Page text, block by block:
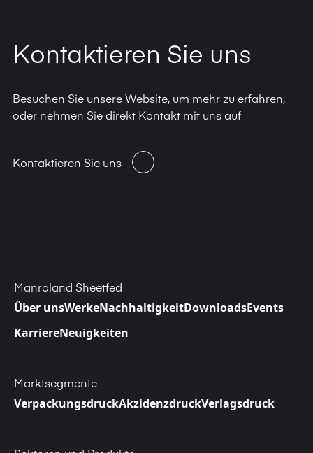
Kontaktieren Sie uns
Besuchen Sie unsere Website, um mehr zu erfahren,
oder nehmen Sie direkt Kontakt mit uns auf
Kontaktieren Sie uns
Manroland Sheetfed
Über unsWerkeNachhaltigkeitDownloadsEvents
KarriereNeuigkeiten
Marktsegmente
VerpackungsdruckAkzidenzdruckVerlagsdruck